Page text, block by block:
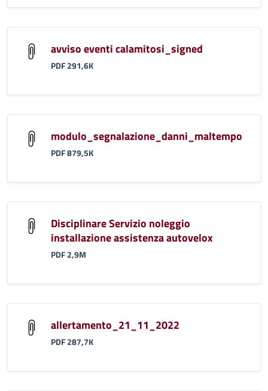
avviso eventi calamitosi_signed
PDF 291,6K
modulo_segnalazione_danni_maltempo
PDF 879,5K
Disciplinare Servizio noleggio
installazione assistenza autovelox
PDF 2,9M
allertamento_21_11_2022
PDF 287,7K